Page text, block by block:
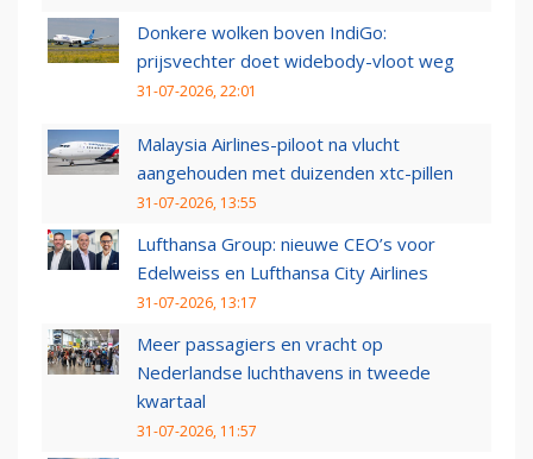
Donkere wolken boven IndiGo:
prijsvechter doet widebody-vloot weg
31-07-2026, 22:01
Malaysia Airlines-piloot na vlucht
aangehouden met duizenden xtc-pillen
31-07-2026, 13:55
Lufthansa Group: nieuwe CEO’s voor
Edelweiss en Lufthansa City Airlines
31-07-2026, 13:17
Meer passagiers en vracht op
Nederlandse luchthavens in tweede
kwartaal
31-07-2026, 11:57